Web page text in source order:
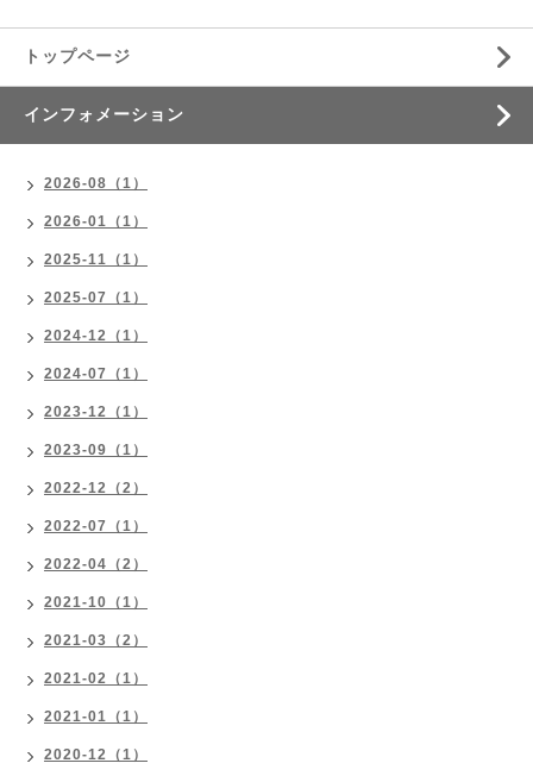
トップページ
インフォメーション
2026-08（1）
2026-01（1）
2025-11（1）
2025-07（1）
2024-12（1）
2024-07（1）
2023-12（1）
2023-09（1）
2022-12（2）
2022-07（1）
2022-04（2）
2021-10（1）
2021-03（2）
2021-02（1）
2021-01（1）
2020-12（1）